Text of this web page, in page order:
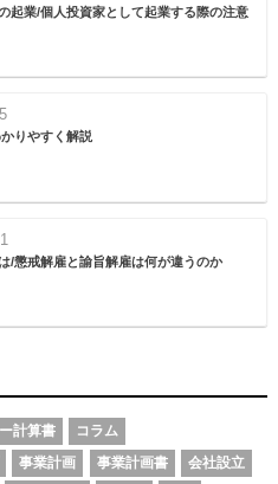
起業/個人投資家として起業する際の注意
りやすく解説
/懲戒解雇と諭旨解雇は何が違うのか
計算書
コラム
事業計画 事業計画書
会社設立